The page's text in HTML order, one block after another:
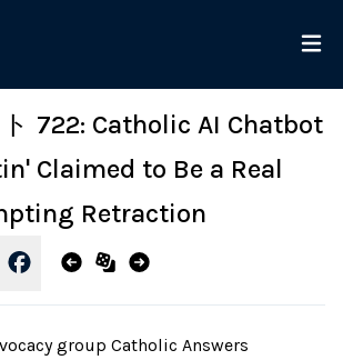
722: Catholic AI Chatbot
Claimed to Be a Real
Retraction
group Catholic Answers